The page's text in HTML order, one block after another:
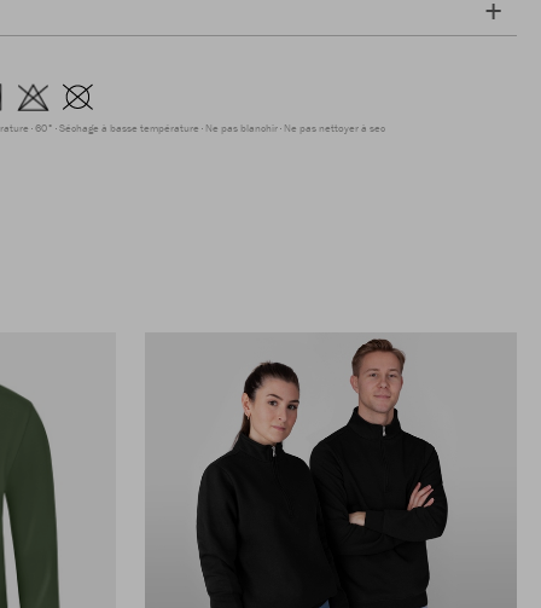
60° Séchage à basse température Ne pas blanchir Ne pas nettoyer à sec